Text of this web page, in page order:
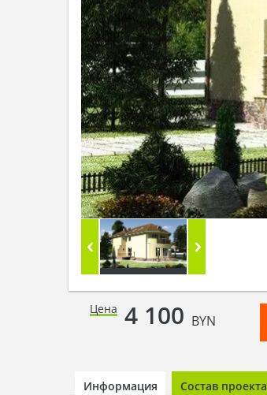
Цена 4 100 BYN
Информация Состав проекта